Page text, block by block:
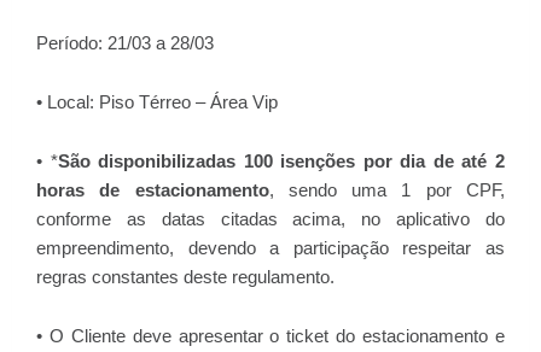
Período: 21/03 a 28/03
• Local: Piso Térreo – Área Vip
• *São disponibilizadas 100 isenções por dia de até 2
horas de estacionamento, sendo uma 1 por CPF,
conforme as datas citadas acima, no aplicativo do
empreendimento, devendo a participação respeitar as
regras constantes deste regulamento.
• O Cliente deve apresentar o ticket do estacionamento e